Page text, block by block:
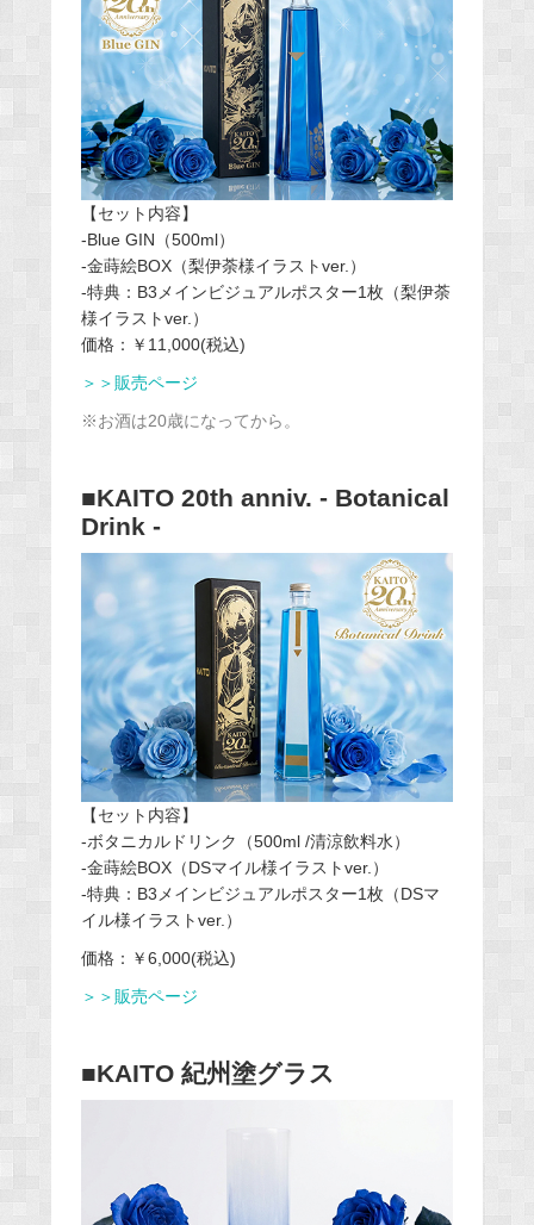
【セット内容】
-Blue GIN（500ml）
-金蒔絵BOX（梨伊荼様イラストver.）
-特典：B3メインビジュアルポスター1枚（梨伊荼
様イラストver.）
価格：￥11,000(税込)
＞＞販売ページ
※お酒は20歳になってから。
■KAITO 20th anniv. - Botanical
Drink -
【セット内容】
-ボタニカルドリンク（500ml /清涼飲料水）
-金蒔絵BOX（DSマイル様イラストver.）
-特典：B3メインビジュアルポスター1枚（DSマ
イル様イラストver.）
価格：￥6,000(税込)
＞＞販売ページ
■KAITO 紀州塗グラス